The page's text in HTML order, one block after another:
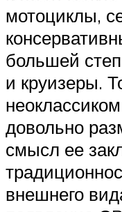
мотоциклы,
большей
и круизеры.
довольно
смысл ее
внешнего